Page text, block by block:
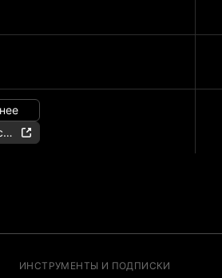
ИНСТРУМЕНТЫ И ПОДПИСКИ